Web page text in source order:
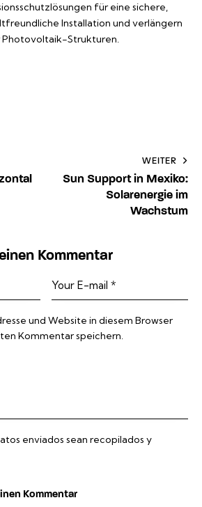
für eine sichere,
Installation und verlängern
Photovoltaik-Strukturen.
WEITER
Sun Support in Mexiko:
Solarenergie im
Wachstum
Kommentar
und Website in diesem Browser
Kommentar speichern.
enviados sean recopilados y